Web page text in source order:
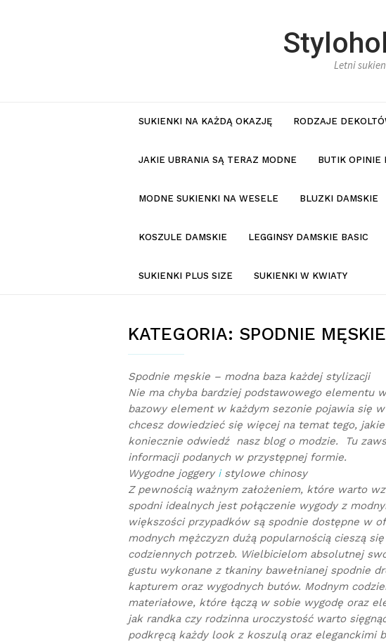
Letni
SUKIENKI NA KAŻDĄ OKAZJĘ RODZAJE
JAKIE UBRANIA SĄ TERAZ MODNE BUTIK OPINIE
MODNE SUKIENKI NA WESELE BLUZKI DAMSKIE
KOSZULE DAMSKIE LEGGINSY DAMSKIE BASIC
SUKIENKI PLUS SIZE SUKIENKI W KWIATY
KATEGORIA: SPODNIE MĘSKIE
Spodnie męskie – modna baza każdej stylizacji
Nie ma chyba bardziej podstawowego elementu
bazowy element w każdym sezonie pojawia się
chcesz dowiedzieć się więcej na temat tego,
koniecznie odwiedź nasz blog o modzie. Tu
informacji podanych w przystępnej formie.
Wygodne joggery istylowe chinosy
Z pewnością ważnym założeniem, które warto
spodni idealnych jest połączenie wygody z
większości przypadków są spodnie dostępne w
modnych mężczyzn dużą popularnością cieszą
codziennych potrzeb. Wielbicielom absolutnej
gustu wykonane z tkaniny bawełnianej spodnie
kapturem oraz wygodnych butów. Modnym
materiałowe, które łączą w sobie wygodę oraz
jak randka czy rodzinna uroczystość warto
podkręcą każdy look z koszulą oraz eleganckimi